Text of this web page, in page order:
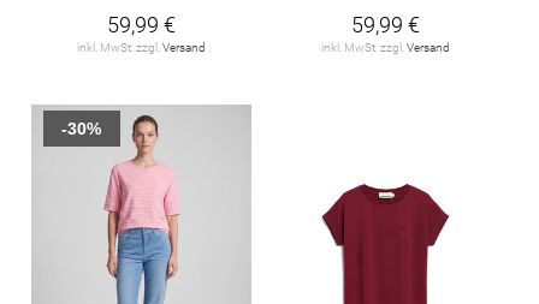
59,99 €
inkl. MwSt. zzgl. Versand
59,99 €
inkl. MwSt. zzgl. Versand
-30%